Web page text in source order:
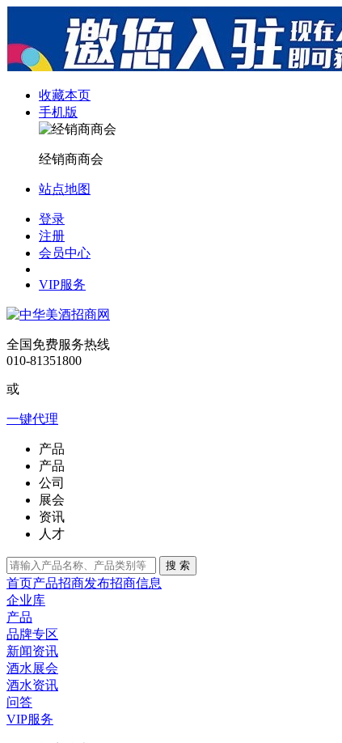
收藏本页
手机版
经销商商会
站点地图
登录
注册
会员中心
VIP服务
全国免费服务热线
010-81351800
或
一键代理
产品
产品
公司
展会
资讯
人才
搜 索
首页产品招商发布招商信息
企业库
产品
品牌专区
新闻资讯
酒水展会
酒水资讯
问答
VIP服务